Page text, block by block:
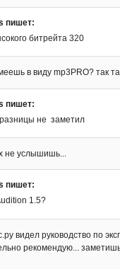
пишет:
битрейта 320
в виду mp3PRO? так
пишет:
не заметил
не услышишь...
пишет:
1.5?
видел руководство по
рекомендую...